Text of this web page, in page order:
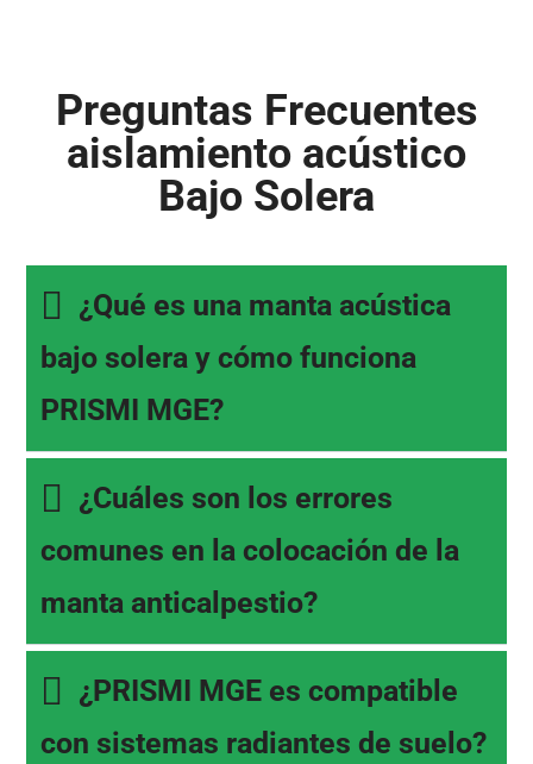
Preguntas Frecuentes
aislamiento acústico
Bajo Solera
¿Qué es una manta acústica
bajo solera y cómo funciona
PRISMI MGE?
¿Cuáles son los errores
comunes en la colocación de la
manta anticalpestio?
¿PRISMI MGE es compatible
con sistemas radiantes de suelo?